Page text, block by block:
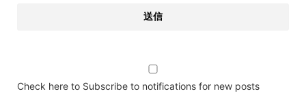
Check here to Subscribe to notifications for new posts